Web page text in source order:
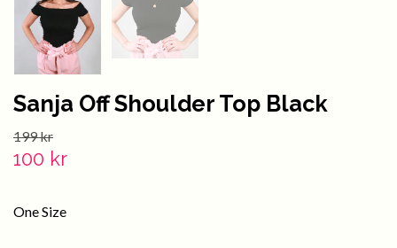
Sanja Off Shoulder Top Black
199 kr
100 kr
One Size